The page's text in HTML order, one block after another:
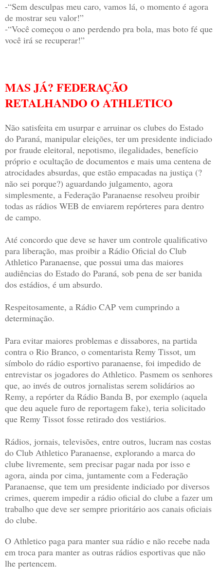
-“Sem desculpas meu caro, vamos lá, o momento é agora
de mostrar seu valor!”
-“Você começou o ano perdendo pra bola, mas boto fé que
você irá se recuperar!”
MAS JÁ? FEDERAÇÃO
RETALHANDO O ATHLETICO
Não satisfeita em usurpar e arruinar os clubes do Estado
do Paraná, manipular eleições, ter um presidente indiciado
por fraude eleitoral, nepotismo, ilegalidades, benefício
próprio e ocultação de documentos e mais uma centena de
atrocidades absurdas, que estão empacadas na justiça (?
não sei porque?) aguardando julgamento, agora
simplesmente, a Federação Paranaense resolveu proibir
todas as rádios WEB de enviarem repórteres para dentro
de campo.
Até concordo que deve se haver um controle qualificativo
para liberação, mas proibir a Rádio Oficial do Club
Athletico Paranaense, que possui uma das maiores
audiências do Estado do Paraná, sob pena de ser banida
dos estádios, é um absurdo.
Respeitosamente, a Rádio CAP vem cumprindo a
determinação.
Para evitar maiores problemas e dissabores, na partida
contra o Rio Branco, o comentarista Remy Tissot, um
símbolo do rádio esportivo paranaense, foi impedido de
entrevistar os jogadores do Athletico. Pasmem os senhores
que, ao invés de outros jornalistas serem solidários ao
Remy, a repórter da Rádio Banda B, por exemplo (aquela
que deu aquele furo de reportagem fake), teria solicitado
que Remy Tissot fosse retirado dos vestiários.
Rádios, jornais, televisões, entre outros, lucram nas costas
do Club Athletico Paranaense, explorando a marca do
clube livremente, sem precisar pagar nada por isso e
agora, ainda por cima, juntamente com a Federação
Paranaense, que tem um presidente indiciado por diversos
crimes, querem impedir a rádio oficial do clube a fazer um
trabalho que deve ser sempre prioritário aos canais oficiais
do clube.
O Athletico paga para manter sua rádio e não recebe nada
em troca para manter as outras rádios esportivas que não
lhe pertencem.